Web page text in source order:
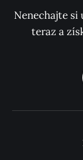
Nenechajte si
teraz a